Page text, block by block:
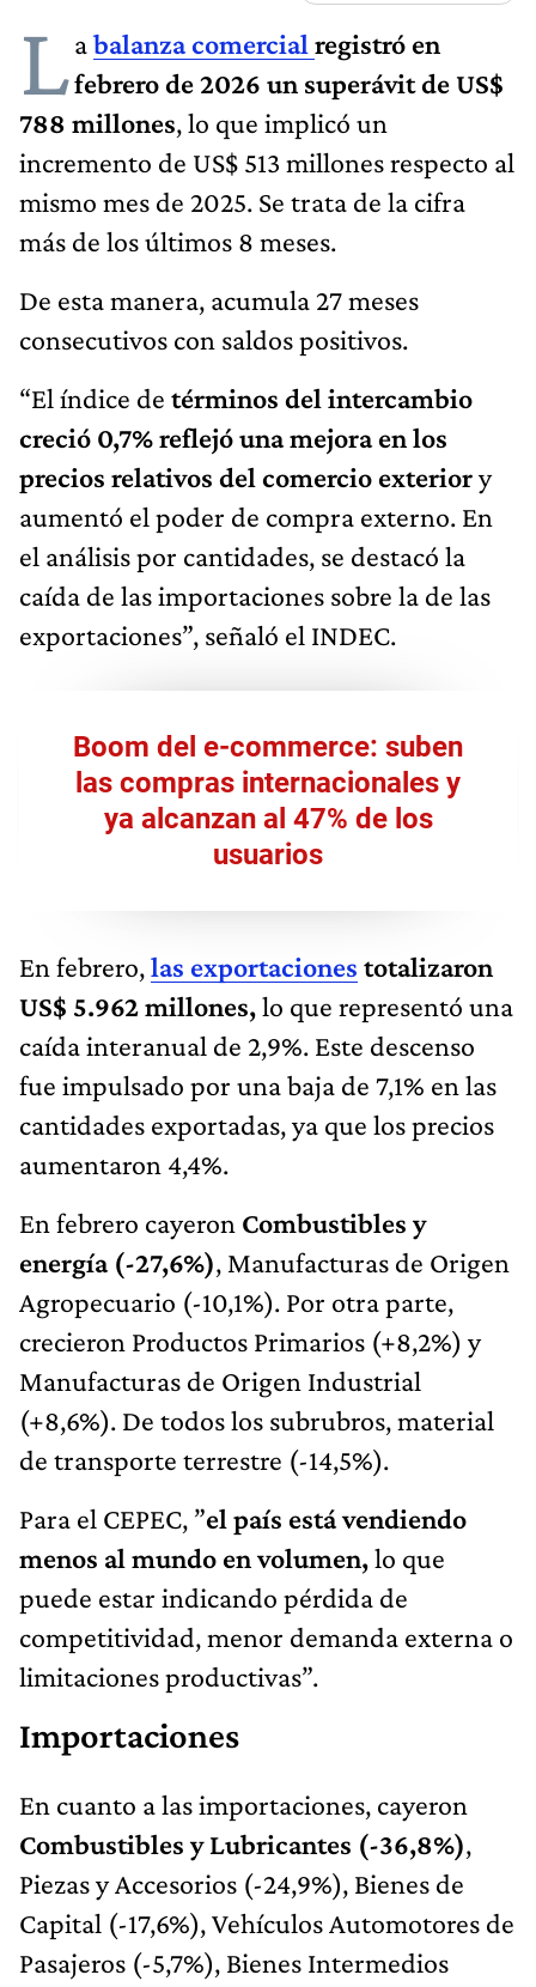
Labalanza comercial registró en
febrero de 2026 un superávit de US$
788 millones, lo que implicó un
incremento de US$ 513 millones respecto al
mismo mes de 2025. Se trata de la cifra
más de los últimos 8 meses.
De esta manera, acumula 27 meses
consecutivos con saldos positivos.
“El índice de términos del intercambio
creció 0,7% reflejó una mejora en los
precios relativos del comercio exteriory
aumentó el poder de compra externo. En
el análisis por cantidades, se destacó la
caída de las importaciones sobre la de las
exportaciones”, señaló el INDEC.
Boom del e-commerce: suben
las compras internacionales y
ya alcanzan al 47% de los
usuarios
En febrero,las exportaciones totalizaron
US$ 5.962 millones,lo que representó una
caída interanual de 2,9%. Este descenso
fue impulsado por una baja de 7,1% en las
cantidades exportadas, ya que los precios
aumentaron 4,4%.
En febrero cayeron Combustibles y
energía (-27,6%), Manufacturas de Origen
Agropecuario (-10,1%). Por otra parte,
crecieron Productos Primarios (+8,2%) y
Manufacturas de Origen Industrial
(+8,6%). De todos los subrubros, material
de transporte terrestre (-14,5%).
Para el CEPEC, ”el país está vendiendo
menos al mundo en volumen,lo que
puede estar indicando pérdida de
competitividad, menor demanda externa o
limitaciones productivas”.
Importaciones
En cuanto a las importaciones, cayeron
Combustibles y Lubricantes (-36,8%),
Piezas y Accesorios (-24,9%), Bienes de
Capital (-17,6%), Vehículos Automotores de
Pasajeros (-5,7%), Bienes Intermedios